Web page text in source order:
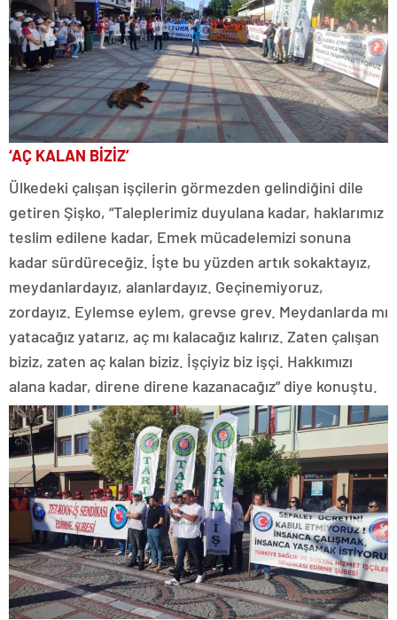
‘AÇ KALAN BİZİZ’
Ülkedeki çalışan işçilerin görmezden gelindiğini dile
getiren Şişko, “Taleplerimiz duyulana kadar, haklarımız
teslim edilene kadar, Emek mücadelemizi sonuna
kadar sürdüreceğiz. İşte bu yüzden artık sokaktayız,
meydanlardayız, alanlardayız. Geçinemiyoruz,
zordayız. Eylemse eylem, grevse grev. Meydanlarda mı
yatacağız yatarız, aç mı kalacağız kalırız. Zaten çalışan
biziz, zaten aç kalan biziz. İşçiyiz biz işçi. Hakkımızı
alana kadar, direne direne kazanacağız” diye konuştu.